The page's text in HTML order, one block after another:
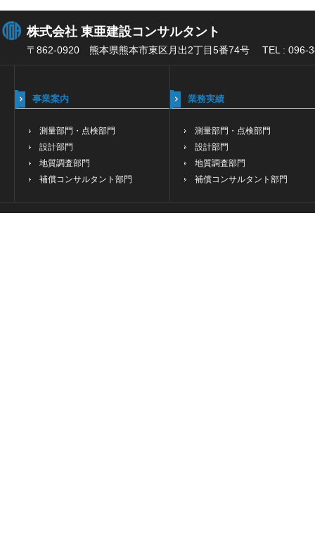
株式会社 東亜建設コンサルタント
〒862-0920 熊本県熊本市東区月出2丁目5番74号 TEL :
事業案内
測量部門・点検部門
設計部門
地質調査部門
補償コンサルタント部門
業務実績
測量部門・点検部門
設計部門
地質調査部門
補償コンサルタント部門